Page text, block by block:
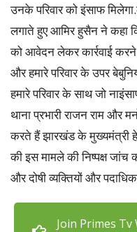
उनके परिवार को इंसाफ
लगाते हुए आमिर हुसैन ने कहा
को आवेदन लेकर कार्रवाई
और हमारे परिवार के उपर
हमारे परिवार के साथ जो
थाना प्रभारी राजन राम और
करते हैं झारखंड के मुख्यमंत्री
की इस मामले की निष्पक्ष जांच
और दोषी व्यक्तियों और
Join Primes